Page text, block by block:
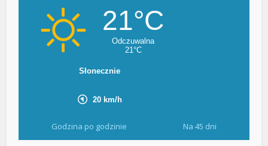
Godzina po godzinie Na 45 dni